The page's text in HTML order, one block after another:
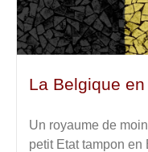
La Belgique
Un royaume de
petit Etat tampon en